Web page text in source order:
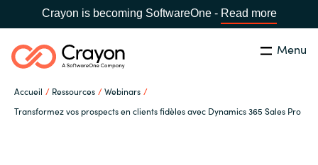
Crayon is becoming SoftwareOne - Read more
Menu
Accueil Ressources
Webinars
Transformez vos prospects en clients fidèles avec Dynamics 365 Sales Pro
Rechercher Fermer
Notre expertise